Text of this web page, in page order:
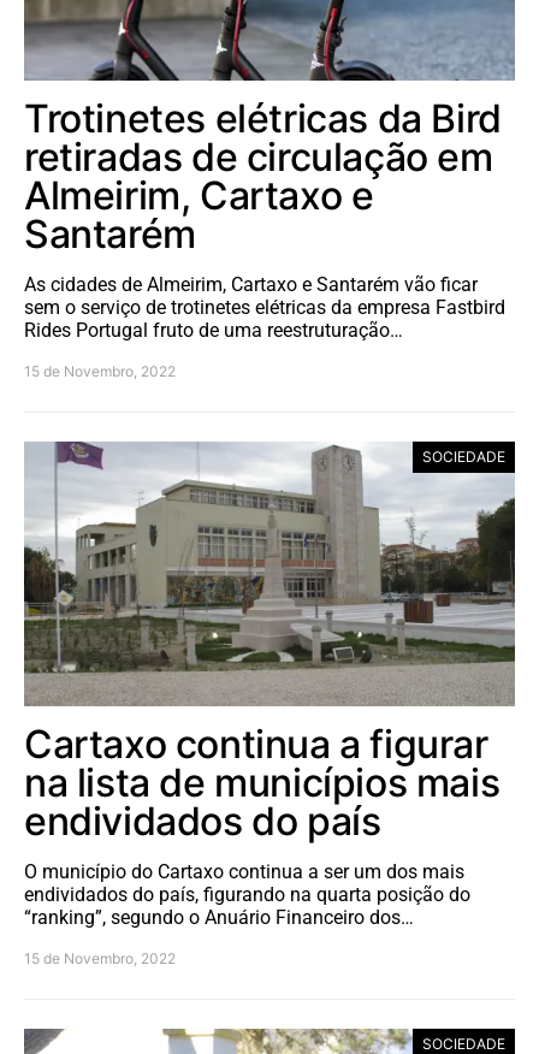
Trotinetes elétricas da Bird
retiradas de circulação em
Almeirim, Cartaxo e
Santarém
As cidades de Almeirim, Cartaxo e Santarém vão ficar
sem o serviço de trotinetes elétricas da empresa Fastbird
Rides Portugal fruto de uma reestruturação…
15 de Novembro, 2022
SOCIEDADE
Cartaxo continua a figurar
na lista de municípios mais
endividados do país
O município do Cartaxo continua a ser um dos mais
endividados do país, figurando na quarta posição do
“ranking”, segundo o Anuário Financeiro dos…
15 de Novembro, 2022
SOCIEDADE